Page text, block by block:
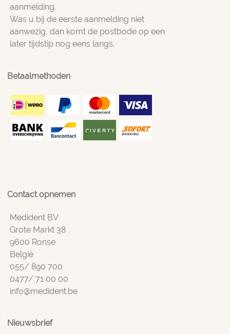
aanmelding.
Was u bij de eerste aanmelding niet
aanwezig, dan komt de postbode op een
later tijdstip nog eens langs.
Betaalmethoden
Contact opnemen
Medident BV
Grote Markt 38
9600 Ronse
België
055/ 890 700
0477/ 71 00 00
info@medident.be
Nieuwsbrief